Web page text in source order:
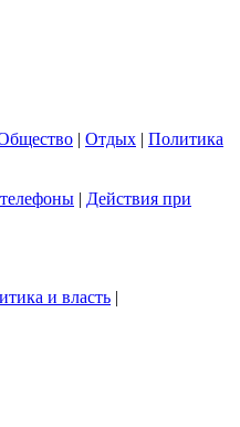
| Отдых | Политика
| Действия при
и власть |